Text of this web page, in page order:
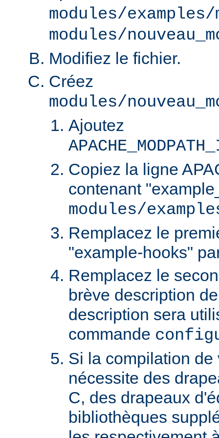
modules/examples/
modules/
Modifiez le fichier.
Créez
modules/
Ajoutez
Copiez la ligne
contenant
modules/
Remplacez le
"example-hooks"
Remplacez le
brève description
description sera
commande
Si la compilation de
nécessite des
C, des drapeaux
bibliothèques